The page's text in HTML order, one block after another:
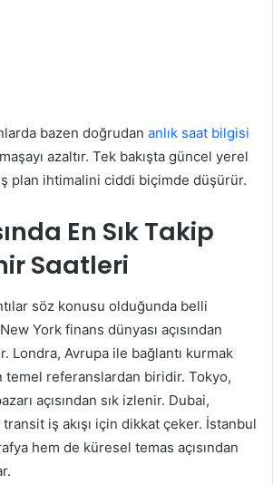
bazen doğrudan anlık saat bilgisi
azaltır. Tek bakışta güncel yerel
plan ihtimalini ciddi biçimde düşürür.
En Sık Takip
Saatleri
söz konusu olduğunda belli
York finans dünyası açısından
Londra, Avrupa ile bağlantı kurmak
referanslardan biridir. Tokyo,
açısından sık izlenir. Dubai,
iş akışı için dikkat çeker. İstanbul
hem de küresel temas açısından